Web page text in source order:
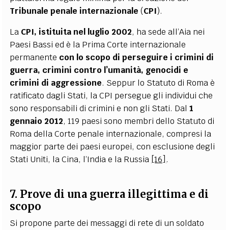
Tribunale penale internazionale(CPI).
La CPI, istituita nel luglio 2002, ha sede all’Aia nei
Paesi Bassi ed è la Prima Corte internazionale
permanente con lo scopo di perseguire i crimini di
guerra, crimini contro l’umanità, genocidi e
crimini di aggressione. Seppur lo Statuto di Roma è
ratificato dagli Stati, la CPI persegue gli individui che
sono responsabili di crimini e non gli Stati. Dal1
gennaio 2012, 119 paesi sono membri dello Statuto di
Roma della Corte penale internazionale, compresi la
maggior parte dei paesi europei, con esclusione degli
Stati Uniti, la Cina, l’India e la Russia [16] .
7. Prove di una guerra illegittima e di
scopo
Si propone parte dei messaggi di rete di un soldato